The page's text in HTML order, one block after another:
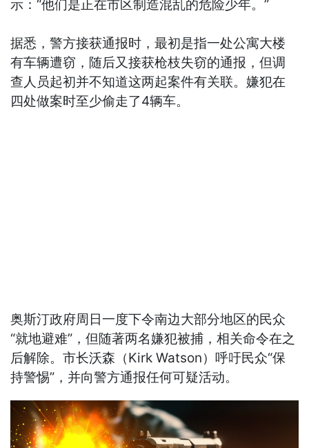
示：“他们是正在市区制造混乱的危险少年。”
据悉，警方接获通报时，最初是指一处公寓大楼
有车辆遭窃，随后又接获枪枝失窃的通报，但调
查人员起初并不知道这两起案件有关联。嫌犯在
四处做案时至少偷走了4辆车。
奥斯汀政府周日一度下令南边大部分地区的民众
“就地避难”，但随著两名嫌犯被捕，相关命令在之
后解除。市长沃森（Kirk Watson）呼吁民众“保
持警惕”，并向警方通报任何可疑活动。